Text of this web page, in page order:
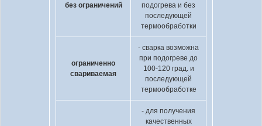
без ограничений
подогрева и без
последующей
термообработки
ограниченно
свариваемая
- сварка возможна
при подогреве до
100-120 град. и
последующей
термообработке
- для получения
качественных